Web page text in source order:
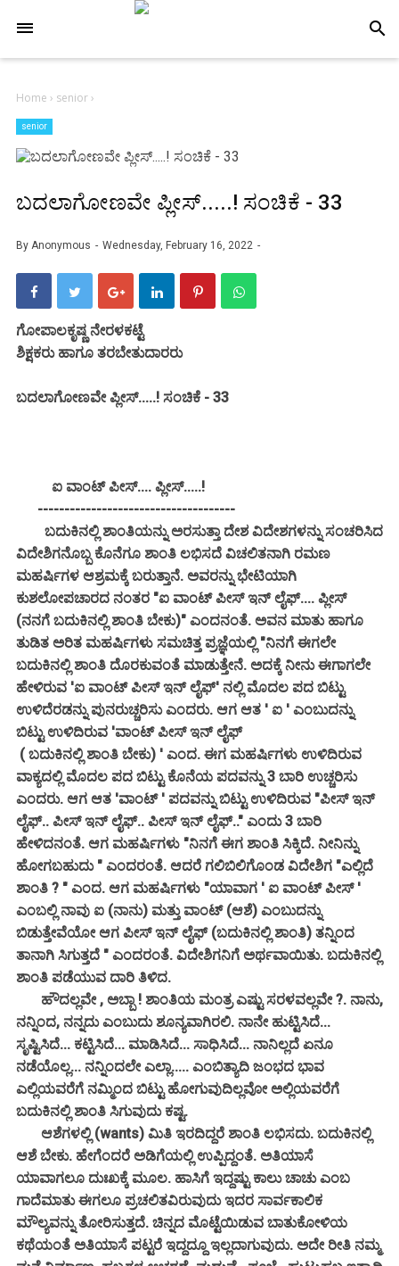
search
Home › senior›
senior
ಬದಲಾಗೋಣವೇ ಪ್ಲೀಸ್.....! ಸಂಚಿಕೆ - 33
By Anonymous Wednesday, February 16, 2022
ಗೋಪಾಲಕೃಷ್ಣ ನೇರಳಕಟ್ಟೆ
ಶಿಕ್ಷಕರು ಹಾಗೂ ತರಬೇತುದಾರರು
ಬದಲಾಗೋಣವೇ ಪ್ಲೀಸ್.....! ಸಂಚಿಕೆ - 33
ಐ ವಾಂಟ್ ಪೀಸ್.... ಪ್ಲೀಸ್.....!
-------------------------------------
ಬದುಕಿನಲ್ಲಿ ಶಾಂತಿಯನ್ನು ಅರಸುತ್ತಾ ದೇಶ ವಿದೇಶಗಳನ್ನು ಸಂಚರಿಸಿದ
ವಿದೇಶಿಗನೊಬ್ಬ ಕೊನೆಗೂ ಶಾಂತಿ ಲಭಿಸದೆ ವಿಚಲಿತನಾಗಿ ರಮಣ
ಮಹರ್ಷಿಗಳ ಆಶ್ರಮಕ್ಕೆ ಬರುತ್ತಾನೆ. ಅವರನ್ನು ಭೇಟಿಯಾಗಿ
ಕುಶಲೋಪಚಾರದ ನಂತರ "ಐ ವಾಂಟ್ ಪೀಸ್ ಇನ್ ಲೈಫ್.... ಪ್ಲೀಸ್
(ನನಗೆ ಬದುಕಿನಲ್ಲಿ ಶಾಂತಿ ಬೇಕು)" ಎಂದನಂತೆ. ಅವನ ಮಾತು ಹಾಗೂ
ತುಡಿತ ಅರಿತ ಮಹರ್ಷಿಗಳು ಸಮಚಿತ್ತ ಪ್ರಜ್ಞೆಯಲ್ಲಿ "ನಿನಗೆ ಈಗಲೇ
ಬದುಕಿನಲ್ಲಿ ಶಾಂತಿ ದೊರಕುವಂತೆ ಮಾಡುತ್ತೇನೆ. ಅದಕ್ಕೆ ನೀನು ಈಗಾಗಲೇ
ಹೇಳಿರುವ 'ಐ ವಾಂಟ್ ಪೀಸ್ ಇನ್ ಲೈಫ್' ನಲ್ಲಿ ಮೊದಲ ಪದ ಬಿಟ್ಟು
ಉಳಿದೆರಡನ್ನು ಪುನರುಚ್ಚರಿಸು ಎಂದರು. ಆಗ ಆತ ' ಐ ' ಎಂಬುದನ್ನು
ಬಿಟ್ಟು ಉಳಿದಿರುವ 'ವಾಂಟ್ ಪೀಸ್ ಇನ್ ಲೈಫ್
( ಬದುಕಿನಲ್ಲಿ ಶಾಂತಿ ಬೇಕು) ' ಎಂದ. ಈಗ ಮಹರ್ಷಿಗಳು ಉಳಿದಿರುವ
ವಾಕ್ಯದಲ್ಲಿ ಮೊದಲ ಪದ ಬಿಟ್ಟು ಕೊನೆಯ ಪದವನ್ನು 3 ಬಾರಿ ಉಚ್ಚರಿಸು
ಎಂದರು. ಆಗ ಆತ 'ವಾಂಟ್ ' ಪದವನ್ನು ಬಿಟ್ಟು ಉಳಿದಿರುವ "ಪೀಸ್ ಇನ್
ಲೈಫ್.. ಪೀಸ್ ಇನ್ ಲೈಫ್.. ಪೀಸ್ ಇನ್ ಲೈಫ್.." ಎಂದು 3 ಬಾರಿ
ಹೇಳಿದನಂತೆ. ಆಗ ಮಹರ್ಷಿಗಳು "ನಿನಗೆ ಈಗ ಶಾಂತಿ ಸಿಕ್ಕಿದೆ. ನೀನಿನ್ನು
ಹೋಗಬಹುದು " ಎಂದರಂತೆ. ಆದರೆ ಗಲಿಬಿಲಿಗೊಂಡ ವಿದೇಶಿಗ "ಎಲ್ಲಿದೆ
ಶಾಂತಿ ? " ಎಂದ. ಆಗ ಮಹರ್ಷಿಗಳು "ಯಾವಾಗ ' ಐ ವಾಂಟ್ ಪೀಸ್ '
ಎಂಬಲ್ಲಿ ನಾವು ಐ (ನಾನು) ಮತ್ತು ವಾಂಟ್ (ಆಶೆ) ಎಂಬುದನ್ನು
ಬಿಡುತ್ತೇವೆಯೋ ಆಗ ಪೀಸ್ ಇನ್ ಲೈಫ್ (ಬದುಕಿನಲ್ಲಿ ಶಾಂತಿ) ತನ್ನಿಂದ
ತಾನಾಗಿ ಸಿಗುತ್ತದೆ " ಎಂದರಂತೆ. ವಿದೇಶಿಗನಿಗೆ ಅರ್ಥವಾಯಿತು. ಬದುಕಿನಲ್ಲಿ
ಶಾಂತಿ ಪಡೆಯುವ ದಾರಿ ತಿಳಿದ.
ಹೌದಲ್ಲವೇ , ಅಬ್ಬಾ ! ಶಾಂತಿಯ ಮಂತ್ರ ಎಷ್ಟು ಸರಳವಲ್ಲವೇ ?. ನಾನು,
ನನ್ನಿಂದ, ನನ್ನದು ಎಂಬುದು ಶೂನ್ಯವಾಗಿರಲಿ. ನಾನೇ ಹುಟ್ಟಿಸಿದೆ...
ಸೃಷ್ಟಿಸಿದೆ... ಕಟ್ಟಿಸಿದೆ... ಮಾಡಿಸಿದೆ... ಸಾಧಿಸಿದೆ... ನಾನಿಲ್ಲದೆ ಏನೂ
ನಡೆಯೊಲ್ಲ... ನನ್ನಿಂದಲೇ ಎಲ್ಲಾ..... ಎಂಬಿತ್ಯಾದಿ ಜಂಭದ ಭಾವ
ಎಲ್ಲಿಯವರೆಗೆ ನಮ್ಮಿಂದ ಬಿಟ್ಟು ಹೋಗುವುದಿಲ್ಲವೋ ಅಲ್ಲಿಯವರೆಗೆ
ಬದುಕಿನಲ್ಲಿ ಶಾಂತಿ ಸಿಗುವುದು ಕಷ್ಟ.
ಆಶೆಗಳಲ್ಲಿ (wants) ಮಿತಿ ಇರದಿದ್ದರೆ ಶಾಂತಿ ಲಭಿಸದು. ಬದುಕಿನಲ್ಲಿ
ಆಶೆ ಬೇಕು. ಹೇಗೆಂದರೆ ಅಡಿಗೆಯಲ್ಲಿ ಉಪ್ಪಿದ್ದಂತೆ. ಅತಿಯಾಸೆ
ಯಾವಾಗಲೂ ದುಃಖಕ್ಕೆ ಮೂಲ. ಹಾಸಿಗೆ ಇದ್ದಷ್ಟು ಕಾಲು ಚಾಚು ಎಂಬ
ಗಾದೆಮಾತು ಈಗಲೂ ಪ್ರಚಲಿತವಿರುವುದು ಇದರ ಸಾರ್ವಕಾಲಿಕ
ಮೌಲ್ಯವನ್ನು ತೋರಿಸುತ್ತದೆ. ಚಿನ್ನದ ಮೊಟ್ಟೆಯಿಡುವ ಬಾತುಕೋಳಿಯ
ಕಥೆಯಂತೆ ಅತಿಯಾಸೆ ಪಟ್ಟರೆ ಇದ್ದದ್ದೂ ಇಲ್ಲದಾಗುವುದು. ಅದೇ ರೀತಿ ನಮ್ಮ